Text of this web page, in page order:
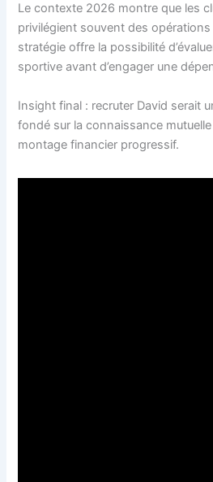
Le contexte 2026 montre que les
privilégient souvent des
stratégie offre la possibilité
sportive avant d’engager une
Insight final : recruter David serait
fondé sur la connaissance mutuelle
montage financier progressif.